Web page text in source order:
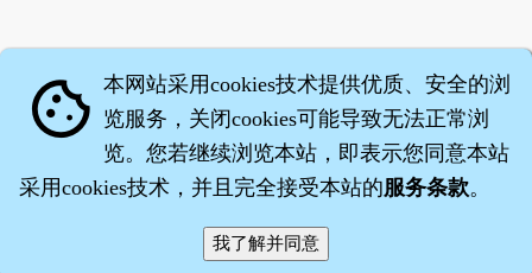
·沈药子©2008～2026
cookie 本网站采用cookies技术提供优质、安全的浏
览服务，关闭cookies可能导致无法正常浏
览。您若继续浏览本站，即表示您同意本站
采用cookies技术，并且完全接受本站的服务条款。